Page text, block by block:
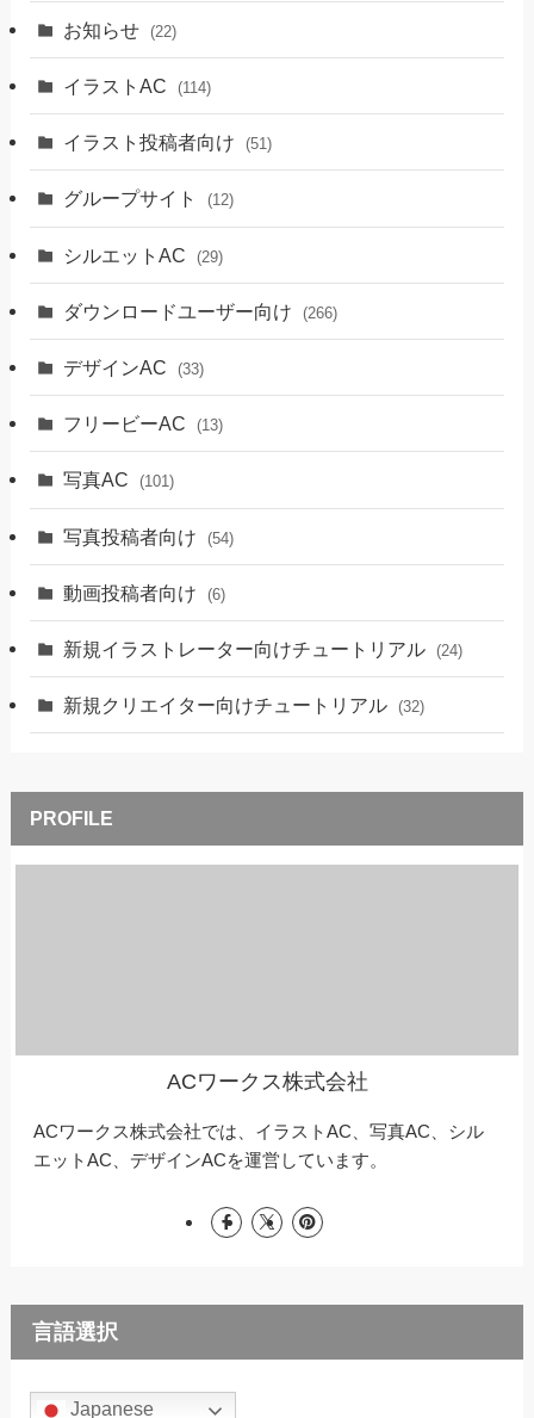
お知らせ (22)
イラストAC (114)
イラスト投稿者向け (51)
グループサイト (12)
シルエットAC (29)
ダウンロードユーザー向け (266)
デザインAC (33)
フリービーAC (13)
写真AC (101)
写真投稿者向け (54)
動画投稿者向け (6)
新規イラストレーター向けチュートリアル (24)
新規クリエイター向けチュートリアル (32)
ACワークス株式会社
ACワークス株式会社では、イラストAC、写真AC、シル
エットAC、デザインACを運営しています。
言語選択
Japanese